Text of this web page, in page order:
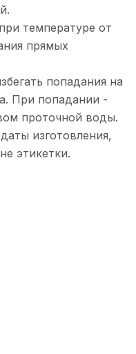
температуре от
прямых
попадания на
При попадании -
проточной воды.
изготовления,
этикетки.